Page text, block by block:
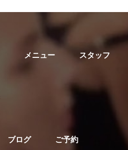
メニュー スタッフ
ブログ ご予約